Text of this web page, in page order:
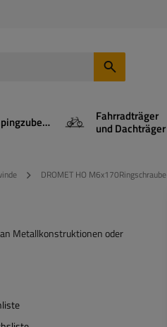
Campingzubehör Fahrradträger
und Dachträger
DROMET HO M6x170Ringschraube
Metallkonstruktionen oder